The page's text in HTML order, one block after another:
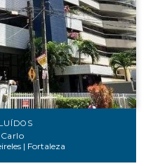
| Fortaleza